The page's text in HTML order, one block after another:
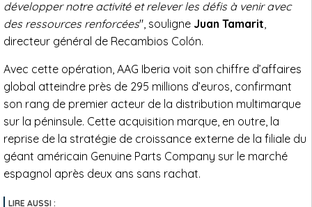
développer notre activité et relever les défis à venir avec
des ressources renforcées", souligne Juan Tamarit,
directeur général de Recambios Colón.
Avec cette opération, AAG Iberia voit son chiffre d’affaires
global atteindre près de 295 millions d’euros, confirmant
son rang de premier acteur de la distribution multimarque
sur la péninsule. Cette acquisition marque, en outre, la
reprise de la stratégie de croissance externe de la filiale du
géant américain Genuine Parts Company sur le marché
espagnol après deux ans sans rachat.